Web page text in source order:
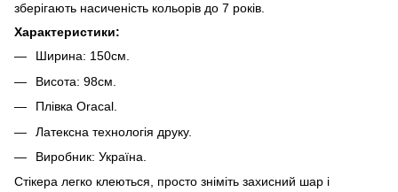
зберігають насиченість кольорів до 7 років.
Характеристики:
Ширина: 150см.
Висота: 98см.
Плівка Oracal.
Латексна технологія друку.
Виробник: Україна.
Стікера легко клеються, просто зніміть захисний шар і